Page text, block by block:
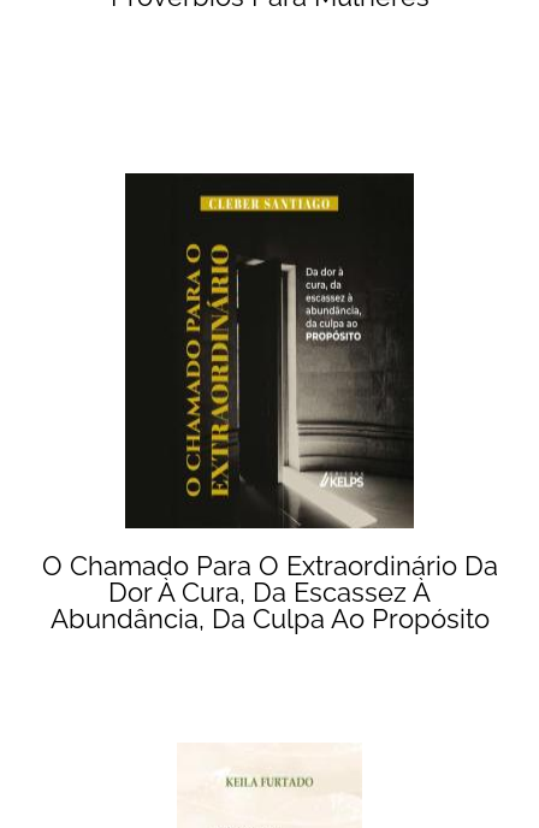
O Chamado Para O Extraordinário Da
Dor À Cura, Da Escassez À
Abundância, Da Culpa Ao Propósito